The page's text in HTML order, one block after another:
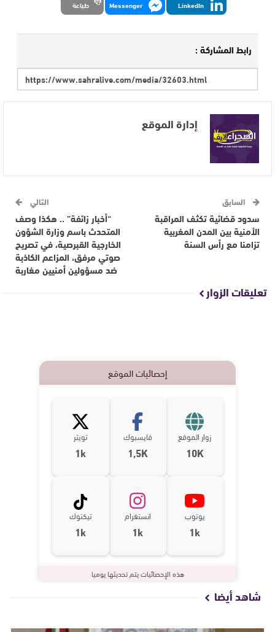
LinkedIn
Messenger طباعة
رابط المشاركة :
إدارة الموقع
السابق
سدود قضائية تكثف المراقبة
الأمنية بين المدن المغربية
تزامنا مع رأس السنة
التالي
“أخبار زائفة” .. هكذا وصف
المتحدث باسم وزارة الشؤون
الخارجية القبرصية، في تصريح
صوتي مرفق، المزاعم الكاذبة
ضد مسؤولين أمنيين مغاربة
تعليقات الزوار
إحصائيات الموقع
زوار الموقع
10K
فايسبوك
1,5K
تويتر
1k
يوتوب
1k
انستغرام
1k
تيكتوك
1k
هذه الإحصائيات يتم تحديثها يوميا
شاهد أيضا